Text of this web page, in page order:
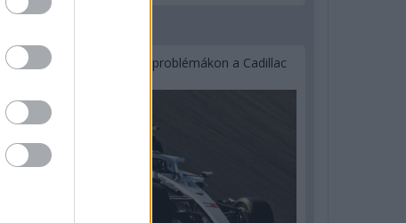
Nem tud úrrá lenni a fékproblémákon a Cadillac